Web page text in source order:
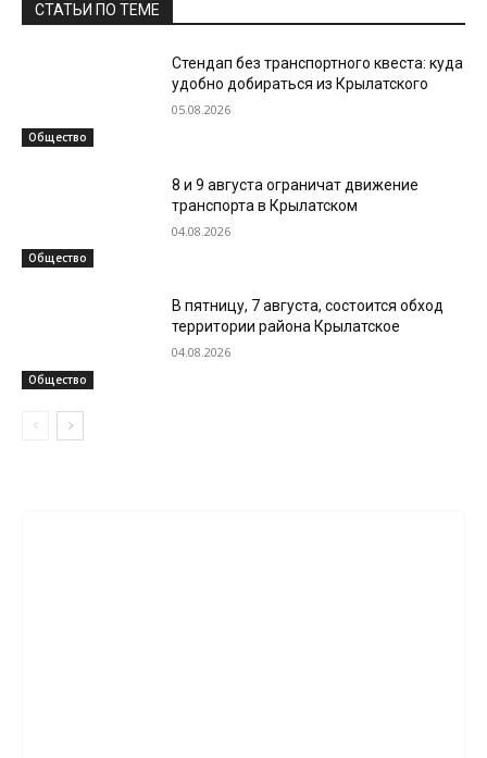
СТАТЬИ ПО ТЕМЕ
Общество
Стендап без транспортного квеста: куда
удобно добираться из Крылатского
05.08.2026
Общество
8 и 9 августа ограничат движение
транспорта в Крылатском
04.08.2026
Общество
В пятницу, 7 августа, состоится обход
территории района Крылатское
04.08.2026